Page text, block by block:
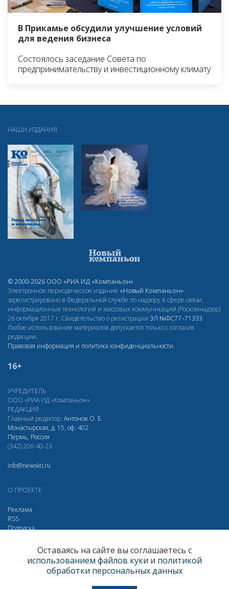
В Прикамье обсудили улучшение условий
для ведения бизнеса
Состоялось заседание Совета по
предпринимательству и инвестиционному климату
НАШИ ИЗДАНИЯ
© 2000-2026 ООО «РИА ИД «Компаньон»
Электронное периодическое издание «Новый Компаньон»
зарегистрировано в Федеральной службе по надзору в сфере связи,
информационных технологий и массовых коммуникаций (Роскомнадзор)
26 октября 2017 г. Свидетельство о регистрации ЭЛ №ФС77–71333
Любое использование материалов допускается только с согласия
редакции.
Правовая информация и политика конфиденциальности.
16+
УЧРЕДИТЕЛЬ
ООО «РИА ИД «Компаньон»
РЕДАКЦИЯ
Главный редактор: Антонов О. Е.
Монастырская, д. 15, оф. 402
Пермь, Россия
(342) 206-40-23
info@newsko.ru
О ПРОЕКТЕ
Реклама
RSS
Подписка
Одноклассники
Яндекс.Метрика за 30 дней
300243
Оставаясь на сайте вы соглашаетесь с
использованием файлов куки и политикой
обработки персональных данных